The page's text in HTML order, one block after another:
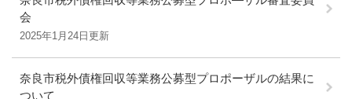
会
2025年1月24日更新
奈良市税外債権回収等業務公募型プロポーザルの結果に
ついて